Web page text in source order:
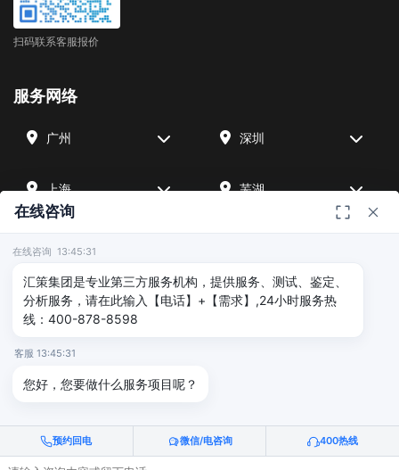
扫码联系客服报价
服务网络
广州 深圳
上海 芜湖
北京 武汉
友情链接
广州海沣检测 汇策可靠性检测
© 2026 深圳汇策众创空间管理有限公司 & 广州海沣检测认证有限公司
版权所有 |
在线咨询
在线咨询 13:45:31
汇策集团是专业第三方服务机构，提供服务、测试、鉴定、
分析服务，请在此输入【电话】+【需求】,24小时服务热
线：400-878-8598
客服 13:45:31
您好，您要做什么服务项目呢？
预约回电 微信/电咨询 400热线